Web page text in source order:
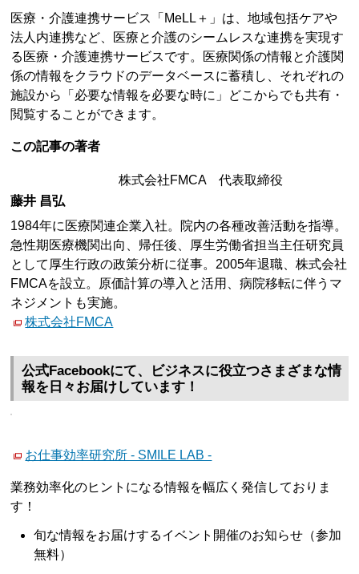
医療・介護連携サービス「MeLL＋」は、地域包括ケアや
法人内連携など、医療と介護のシームレスな連携を実現す
る医療・介護連携サービスです。医療関係の情報と介護関
係の情報をクラウドのデータベースに蓄積し、それぞれの
施設から「必要な情報を必要な時に」どこからでも共有・
閲覧することができます。
この記事の著者
株式会社FMCA 代表取締役
藤井 昌弘
1984年に医療関連企業入社。院内の各種改善活動を指導。
急性期医療機関出向、帰任後、厚生労働省担当主任研究員
として厚生行政の政策分析に従事。2005年退職、株式会社
FMCAを設立。原価計算の導入と活用、病院移転に伴うマ
ネジメントも実施。
株式会社FMCA
公式Facebookにて、ビジネスに役立つさまざまな情
報を日々お届けしています！
お仕事効率研究所 - SMILE LAB -
業務効率化のヒントになる情報を幅広く発信しておりま
す！
旬な情報をお届けするイベント開催のお知らせ（参加
無料）